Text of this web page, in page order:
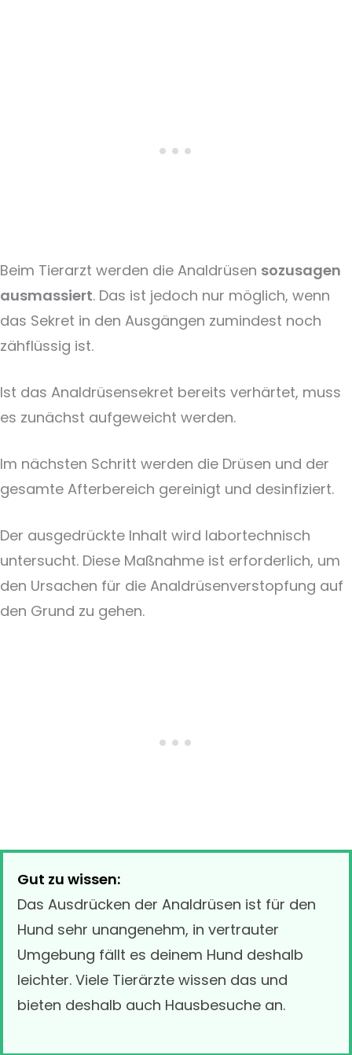
Beim Tierarzt werden die Analdrüsen sozusagen
ausmassiert. Das ist jedoch nur möglich, wenn
das Sekret in den Ausgängen zumindest noch
zähflüssig ist.
Ist das Analdrüsensekret bereits verhärtet, muss
es zunächst aufgeweicht werden.
Im nächsten Schritt werden die Drüsen und der
gesamte Afterbereich gereinigt und desinfiziert.
Der ausgedrückte Inhalt wird labortechnisch
untersucht. Diese Maßnahme ist erforderlich, um
den Ursachen für die Analdrüsenverstopfung auf
den Grund zu gehen.
Gut zu wissen:
Das Ausdrücken der Analdrüsen ist für den
Hund sehr unangenehm, in vertrauter
Umgebung fällt es deinem Hund deshalb
leichter. Viele Tierärzte wissen das und
bieten deshalb auch Hausbesuche an.